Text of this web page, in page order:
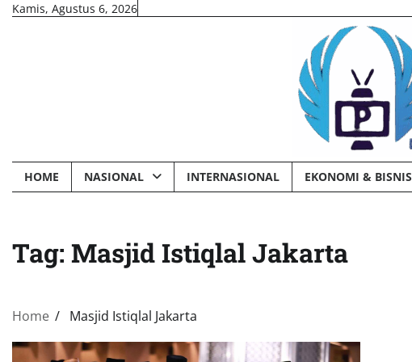
SkipKamis, Agustus 6, 2026
HOME NASIONAL INTERNASIONAL EKONOMI & BISNIS
Tag: Masjid Istiqlal Jakarta
Home Masjid Istiqlal Jakarta